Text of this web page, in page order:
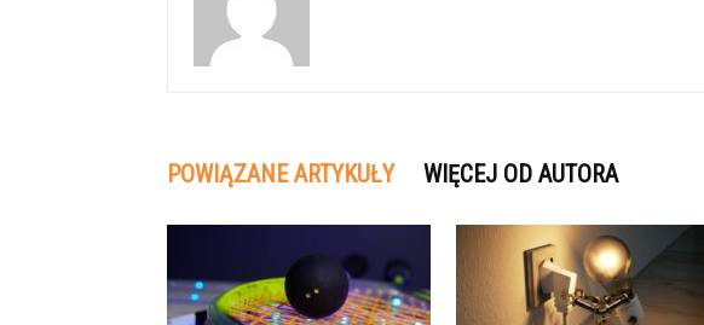
POWIĄZANE ARTYKUŁY WIĘCEJ OD AUTORA